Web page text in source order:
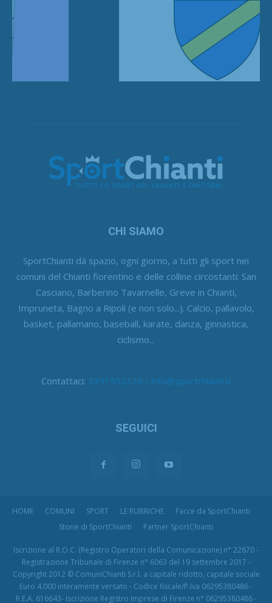
CHI SIAMO
SportChianti dà spazio, ogni giorno, a tutti gli sport nei
comuni del Chianti fiorentino e delle colline circostanti: San
Casciano, Barberino Tavarnelle, Greve in Chianti,
Impruneta, Bagno a Ripoli (e non solo...). Calcio, pallavolo,
basket, pallamano, baseball, karate, danza, ginnastica,
ciclismo...
Contattaci: 3391552376 - info@sportchianti.it
SEGUICI
HOME COMUNI SPORT LE RUBRICHE
Facce da SportChianti
Storie di SportChianti
Partner SportChianti
Iscrizione al R.O.C. (Registro Operatori della Comunicazione) n° 22870 -
Registrazione Tribunale di Firenze n° 6063 del 19 settembre 2017 -
Copyright 2012 © ComuniChianti S.r.l. a capitale ridotto, capitale sociale
Euro 4.000 interamente versato - Codice fiscale/P.Iva 06295380486 -
R.E.A. 616643- Iscrizione Registro Imprese di Firenze n° 06295380486 -